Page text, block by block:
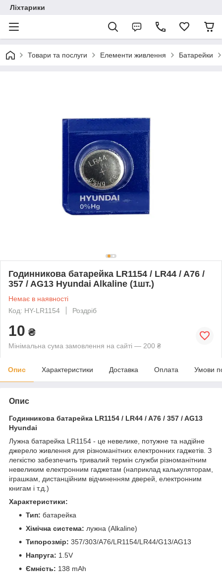
Ліхтарики
Товари та послуги Елементи живлення Батарейки
Годинникова батарейка LR1154 / LR44 / A76 /
357 / AG13 Hyundai Alkaline (1шт.)
Немає в наявності
Код: HY-LR1154
Роздріб
10 ₴
Мінімальна сума замовлення на сайті — 200 ₴
Опис Характеристики Доставка Оплата Умови
Опис
Годинникова батарейка LR1154 / LR44 / A76 / 357 / AG13
Hyundai
Лужна батарейка LR1154 - це невелике, потужне та надійне
джерело живлення для різноманітних електронних гаджетів. З
легкістю забезпечить тривалий термін служби різноманітним
невеликим електронним гаджетам (наприклад калькуляторам,
іграшкам, дистанційним відчиненням дверей, електронним
книгам і т.д.)
Характеристики:
Тип: батарейка
Хімічна система: лужна (Alkaline)
Типорозмір: 357/303/A76/LR1154/LR44/G13/AG13
Напруга: 1.5V
Ємність: 138 mAh